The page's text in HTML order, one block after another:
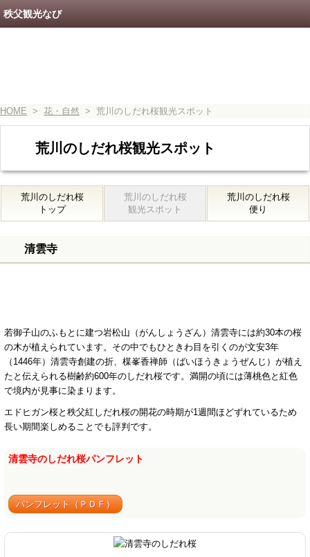
HOME > 花・自然 > 荒川のしだれ桜観光スポット
荒川のしだれ桜観光スポット
荒川のしだれ桜
トップ
荒川のしだれ桜
観光スポット
荒川のしだれ桜
便り
清雲寺
若御子山のふもとに建つ岩松山（がんしょうざん）清雲寺には約30本の桜
の木が植えられています。その中でもひときわ目を引くのが文安3年
（1446年）清雲寺創建の折、楳峯香禅師（ばいほうきょうぜんじ）が植え
たと伝えられる樹齢約600年のしだれ桜です。満開の頃には薄桃色と紅色
で境内が見事に染まります。
エドヒガン桜と秩父紅しだれ桜の開花の時期が1週間ほどずれているため
長い期間楽しめることでも評判です。
清雲寺のしだれ桜パンフレット
パンフレット（ＰＤＦ）
秩父観光なび